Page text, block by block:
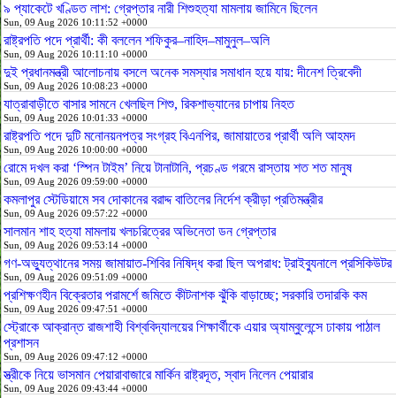
৯ প্যাকেটে খণ্ডিত লাশ: গ্রেপ্তার নারী শিশুহত্যা মামলায় জামিনে ছিলেন
Sun, 09 Aug 2026 10:11:52 +0000
রাষ্ট্রপতি পদে প্রার্থী: কী বললেন শফিকুর–নাহিদ–মামুনুল–অলি
Sun, 09 Aug 2026 10:11:10 +0000
দুই প্রধানমন্ত্রী আলোচনায় বসলে অনেক সমস্যার সমাধান হয়ে যায়: দীনেশ ত্রিবেদী
Sun, 09 Aug 2026 10:08:23 +0000
যাত্রাবাড়ীতে বাসার সামনে খেলছিল শিশু, রিকশাভ্যানের চাপায় নিহত
Sun, 09 Aug 2026 10:01:33 +0000
রাষ্ট্রপতি পদে দুটি মনোনয়নপত্র সংগ্রহ বিএনপির, জামায়াতের প্রার্থী অলি আহমদ
Sun, 09 Aug 2026 10:00:00 +0000
রোমে দখল করা ‘স্পিন টাইম’ নিয়ে টানাটানি, প্রচণ্ড গরমে রাস্তায় শত শত মানুষ
Sun, 09 Aug 2026 09:59:00 +0000
কমলাপুর স্টেডিয়ামে সব দোকানের বরাদ্দ বাতিলের নির্দেশ ক্রীড়া প্রতিমন্ত্রীর
Sun, 09 Aug 2026 09:57:22 +0000
সালমান শাহ হত্যা মামলায় খলচরিত্রের অভিনেতা ডন গ্রেপ্তার
Sun, 09 Aug 2026 09:53:14 +0000
গণ-অভ্যুত্থানের সময় জামায়াত-শিবির নিষিদ্ধ করা ছিল অপরাধ: ট্রাইব্যুনালে প্রসিকিউটর
Sun, 09 Aug 2026 09:51:09 +0000
প্রশিক্ষণহীন বিক্রেতার পরামর্শে জমিতে কীটনাশক ঝুঁকি বাড়াচ্ছে; সরকারি তদারকি কম
Sun, 09 Aug 2026 09:47:51 +0000
স্ট্রোকে আক্রান্ত রাজশাহী বিশ্ববিদ্যালয়ের শিক্ষার্থীকে এয়ার অ্যাম্বুলেন্সে ঢাকায় পাঠাল
প্রশাসন
Sun, 09 Aug 2026 09:47:12 +0000
স্ত্রীকে নিয়ে ভাসমান পেয়ারাবাজারে মার্কিন রাষ্ট্রদূত, স্বাদ নিলেন পেয়ারার
Sun, 09 Aug 2026 09:43:44 +0000